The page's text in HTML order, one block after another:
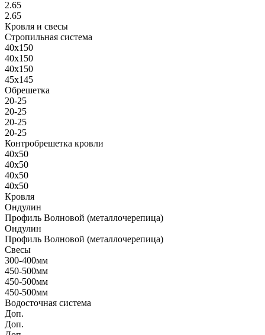
2.65
2.65
Кровля и свесы
Стропильная система
40х150
40х150
40х150
45х145
Обрешетка
20-25
20-25
20-25
20-25
Контробрешетка кровли
40х50
40х50
40х50
40х50
Кровля
Ондулин
Профиль Волновой (металлочерепица)
Ондулин
Профиль Волновой (металлочерепица)
Свесы
300-400мм
450-500мм
450-500мм
450-500мм
Водосточная система
Доп.
Доп.